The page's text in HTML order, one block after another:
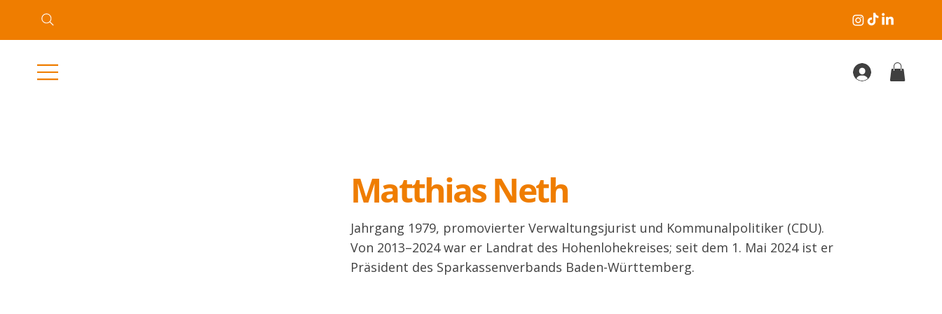
Matthias Neth
Jahrgang 1979, promovierter Verwaltungsjurist und Kommunalpolitiker (CDU).
Von 2013–2024 war er Landrat des Hohenlohekreises; seit dem 1. Mai 2024 ist er
Präsident des Sparkassenverbands Baden-Württemberg.